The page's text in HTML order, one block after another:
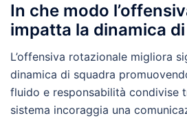
In che modo
impatta la dinamica
L’offensiva rotazionale migliora
dinamica di squadra
fluido e responsabilità condivise
sistema incoraggia una